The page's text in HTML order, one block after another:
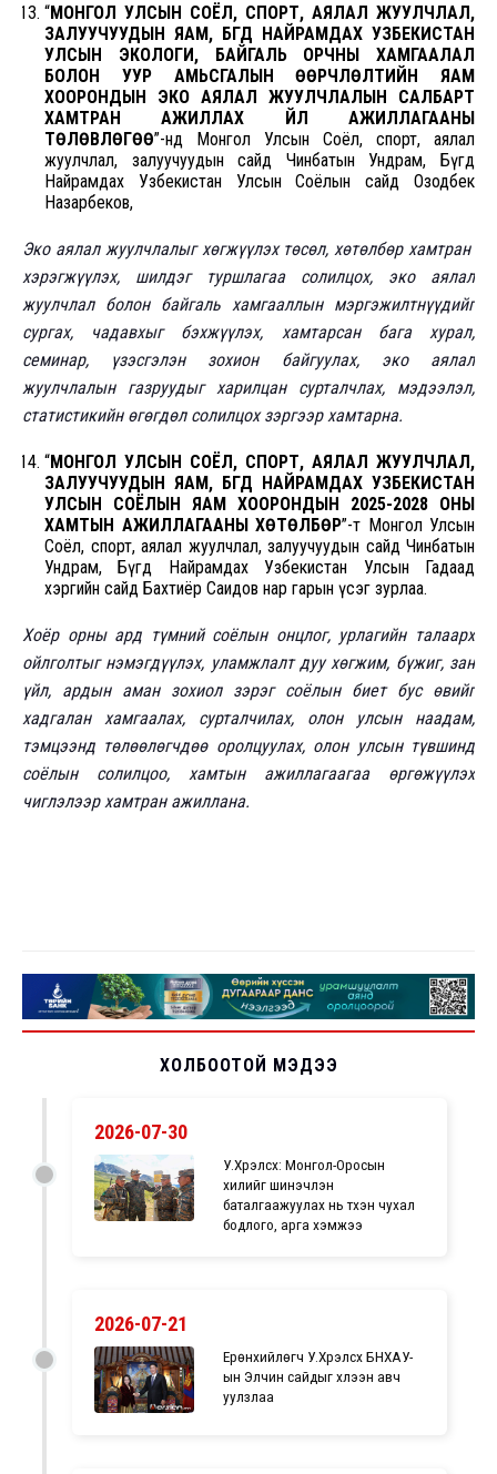
“МОНГОЛ УЛСЫН СОЁЛ, СПОРТ, АЯЛАЛ ЖУУЛЧЛАЛ,
ЗАЛУУЧУУДЫН ЯАМ, БҮГД НАЙРАМДАХ УЗБЕКИСТАН
УЛСЫН ЭКОЛОГИ, БАЙГАЛЬ ОРЧНЫ ХАМГААЛАЛ
БОЛОН УУР АМЬСГАЛЫН ӨӨРЧЛӨЛТИЙН ЯАМ
ХООРОНДЫН ЭКО АЯЛАЛ ЖУУЛЧЛАЛЫН САЛБАРТ
ХАМТРАН АЖИЛЛАХ ҮЙЛ АЖИЛЛАГААНЫ
ТӨЛӨВЛӨГӨӨ”-нд Монгол Улсын Соёл, спорт, аялал
жуулчлал, залуучуудын сайд Чинбатын Ундрам, Бүгд
Найрамдах Узбекистан Улсын Соёлын сайд Озодбек
Назарбеков,
Эко аялал жуулчлалыг хөгжүүлэх төсөл, хөтөлбөр хамтран
хэрэгжүүлэх, шилдэг туршлагаа солилцох, эко аялал
жуулчлал болон байгаль хамгааллын мэргэжилтнүүдийг
сургах, чадавхыг бэхжүүлэх, хамтарсан бага хурал,
семинар, үзэсгэлэн зохион байгуулах, эко аялал
жуулчлалын газруудыг харилцан сурталчлах, мэдээлэл,
статистикийн өгөгдөл солилцох зэргээр хамтарна.
“МОНГОЛ УЛСЫН СОЁЛ, СПОРТ, АЯЛАЛ ЖУУЛЧЛАЛ,
ЗАЛУУЧУУДЫН ЯАМ, БҮГД НАЙРАМДАХ УЗБЕКИСТАН
УЛСЫН СОЁЛЫН ЯАМ ХООРОНДЫН 2025-2028 ОНЫ
ХАМТЫН АЖИЛЛАГААНЫ ХӨТӨЛБӨР”-т Монгол Улсын
Соёл, спорт, аялал жуулчлал, залуучуудын сайд Чинбатын
Ундрам, Бүгд Найрамдах Узбекистан Улсын Гадаад
хэргийн сайд Бахтиёр Саидов нар гарын үсэг зурлаа.
Хоёр орны ард түмний соёлын онцлог, урлагийн талаарх
ойлголтыг нэмэгдүүлэх, уламжлалт дуу хөгжим, бүжиг, зан
үйл, ардын аман зохиол зэрэг соёлын биет бус өвийг
хадгалан хамгаалах, сурталчилах, олон улсын наадам,
тэмцээнд төлөөлөгчдөө оролцуулах, олон улсын түвшинд
соёлын солилцоо, хамтын ажиллагаагаа өргөжүүлэх
чиглэлээр хамтран ажиллана.
ХОЛБООТОЙ МЭДЭЭ
2026-07-30
У.Хүрэлсүх: Монгол-Оросын
хилийг шинэчлэн
баталгаажуулах нь түүхэн чухал
бодлого, арга хэмжээ
2026-07-21
Ерөнхийлөгч У.Хүрэлсүх БНХАУ-
ын Элчин сайдыг хүлээн авч
уулзлаа